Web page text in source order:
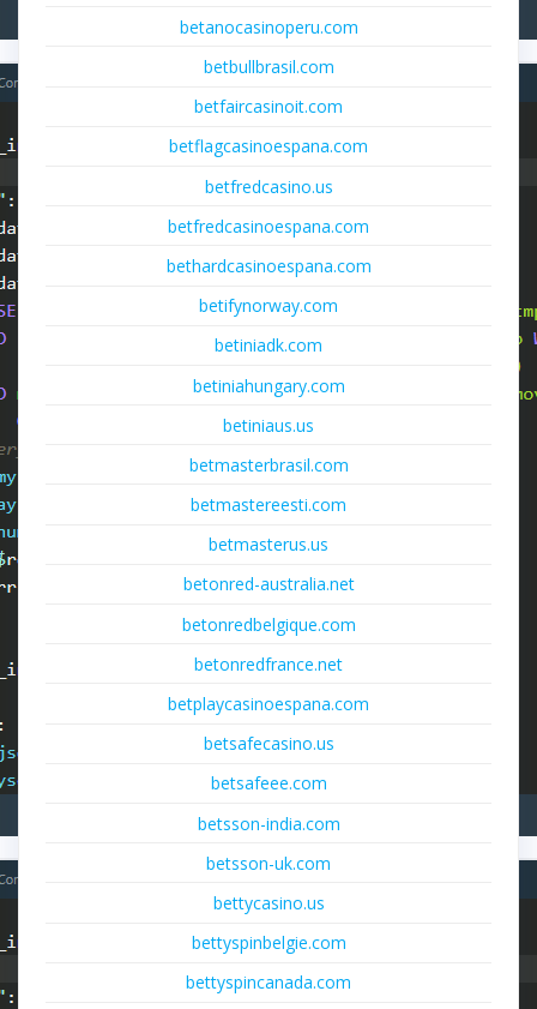
betanocasinoperu.com
betbullbrasil.com
betfaircasinoit.com
betflagcasinoespana.com
betfredcasino.us
betfredcasinoespana.com
bethardcasinoespana.com
betifynorway.com
betiniadk.com
betiniahungary.com
betiniaus.us
betmasterbrasil.com
betmastereesti.com
betmasterus.us
betonred-australia.net
betonredbelgique.com
betonredfrance.net
betplaycasinoespana.com
betsafecasino.us
betsafeee.com
betsson-india.com
betsson-uk.com
bettycasino.us
bettyspinbelgie.com
bettyspincanada.com